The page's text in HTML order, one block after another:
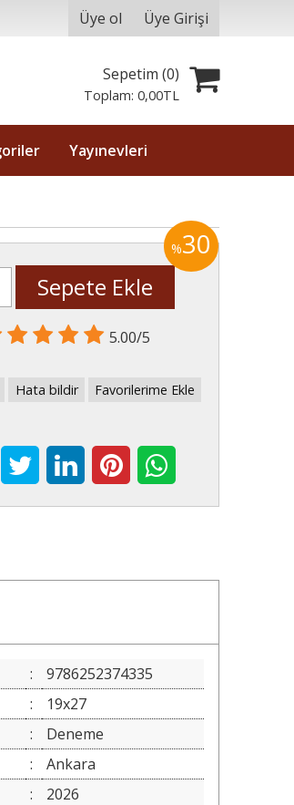
Üye ol Üye Girişi
Sepetim (0)
Toplam:0,00TL
Yayınevleri
%30
Sepete Ekle
5.00/5
Hata bildir Favorilerime Ekle
:
9786252374335
:
19x27
:
Deneme
:
Ankara
: 2026